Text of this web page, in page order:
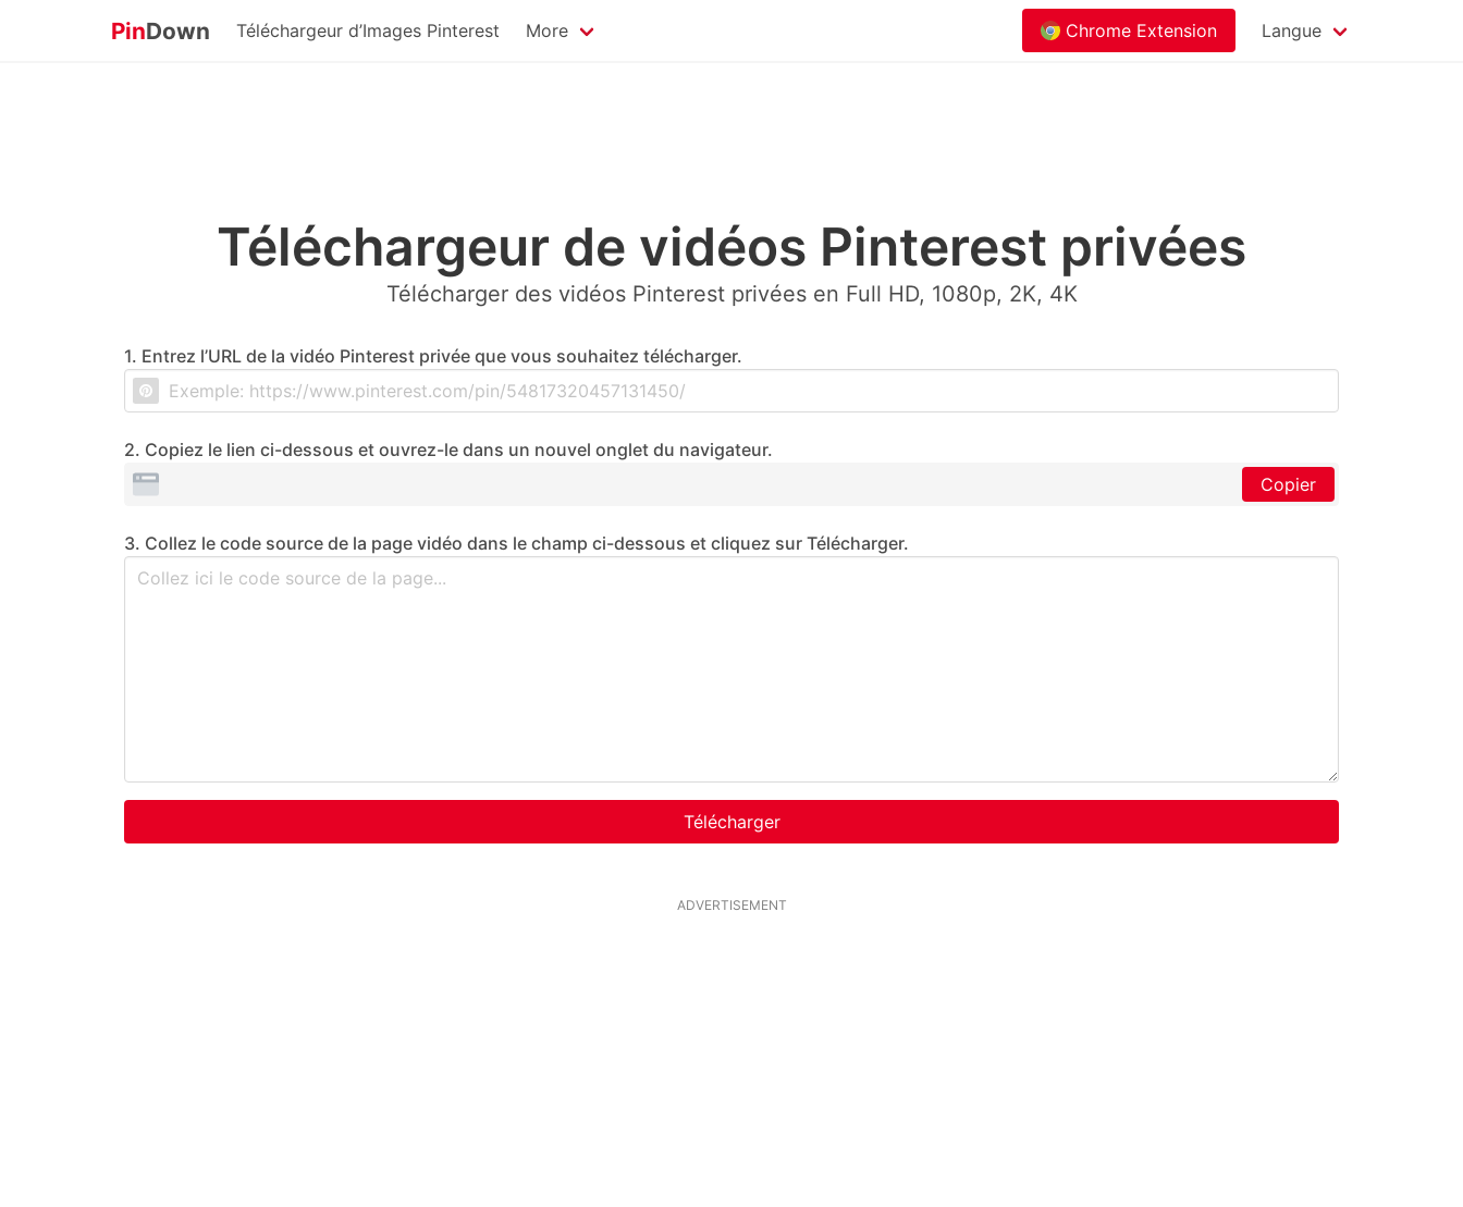
PinDown Téléchargeur d’Images Pinterest More Chrome Extension Langue
Téléchargeur de vidéos Pinterest privées
Télécharger des vidéos Pinterest privées en Full HD, 1080p, 2K, 4K
1. Entrez l’URL de la vidéo Pinterest privée que vous souhaitez télécharger.
2. Copiez le lien ci-dessous et ouvrez-le dans un nouvel onglet du navigateur.
Copier
3. Collez le code source de la page vidéo dans le champ ci-dessous et cliquez sur Télécharger.
Télécharger
ADVERTISEMENT